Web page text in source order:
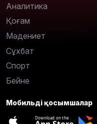
Аналитика
Қоғам
Мәдениет
Сұхбат
Спорт
Бейне
Мобильді қосымшалар
Download on the